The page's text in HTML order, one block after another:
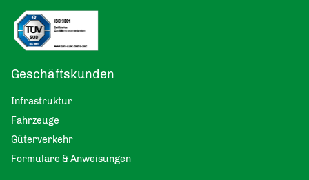
Geschäftskunden
Infrastruktur
Fahrzeuge
Güterverkehr
Formulare & Anweisungen